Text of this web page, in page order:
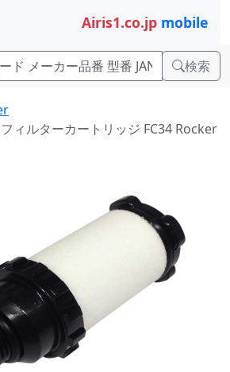
Airis1.co.jp mobile
検索
ィルターカートリッジ FC34 Rocker